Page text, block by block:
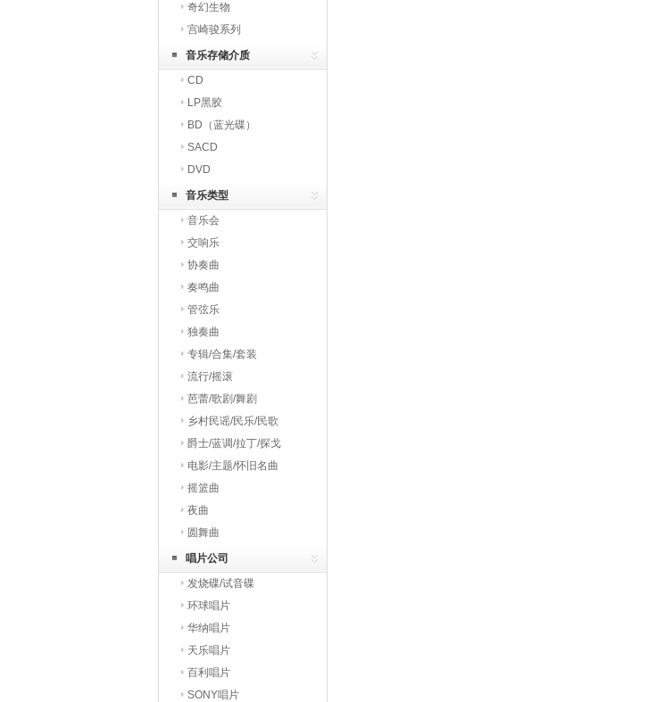
奇幻生物
宫崎骏系列
音乐存储介质
CD
LP黑胶
BD（蓝光碟）
SACD
DVD
音乐类型
音乐会
交响乐
协奏曲
奏鸣曲
管弦乐
独奏曲
专辑/合集/套装
流行/摇滚
芭蕾/歌剧/舞剧
乡村民谣/民乐/民歌
爵士/蓝调/拉丁/探戈
电影/主题/怀旧名曲
摇篮曲
夜曲
圆舞曲
唱片公司
发烧碟/试音碟
环球唱片
华纳唱片
天乐唱片
百利唱片
SONY唱片